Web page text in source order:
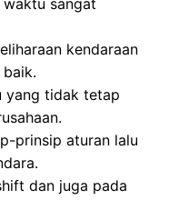
sangat
kendaraan
yang tidak tetap
prinsip aturan lalu
dan juga pada